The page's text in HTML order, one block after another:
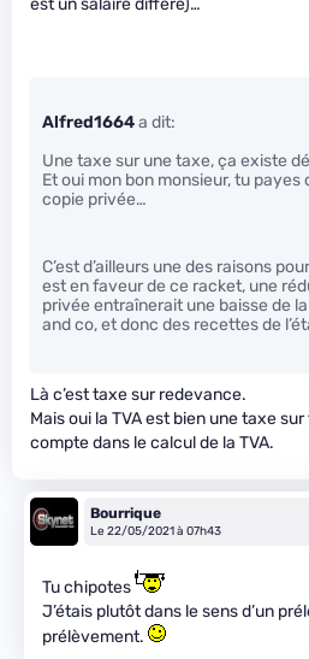
Alfred1664a dit:
Une taxe sur une taxe, ça existe
Et oui mon bon monsieur, tu payes
copie privée…
C’est d’ailleurs une des raisons
est en faveur de ce racket, une
privée entraînerait une baisse de
and co, et donc des recettes de
Là c’est taxe sur redevance.
Mais oui la TVA est bien une taxe
compte dans le calcul de la TVA.
Bourrique
Le 22/05/2021 à 07h43
Tu chipotes
J’étais plutôt dans le sens d’un
prélèvement.